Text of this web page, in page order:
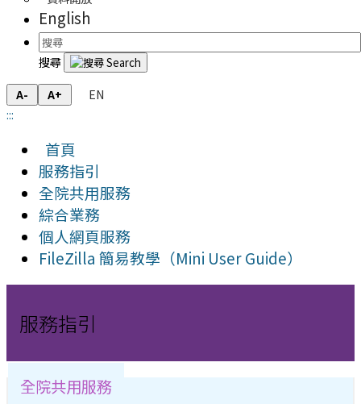
English
搜尋
A- A+
EN
:::
首頁
服務指引
全院共用服務
綜合業務
個人網頁服務
FileZilla 簡易教學（Mini User Guide）
服務指引
全院共用服務